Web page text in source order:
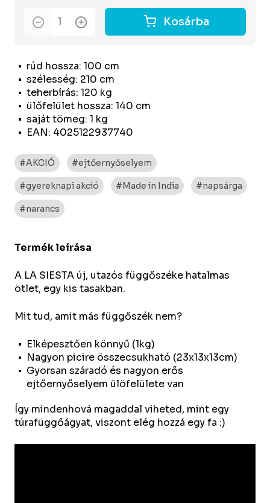
rúd hossza: 100 cm
szélesség: 210 cm
teherbírás: 120 kg
ülőfelület hossza: 140 cm
saját tömeg: 1 kg
EAN: 4025122937740
Kosárba
#AKCIÓ #ejtőernyőselyem
#gyereknapi akció #Made in India #napsárga
#narancs
Termék leírása
A LA SIESTA új, utazós függőszéke hatalmas
ötlet, egy kis tasakban.
Mit tud, amit más függőszék nem?
Elképesztően könnyű (1kg)
Nagyon picire összecsukható (23x13x13cm)
Gyorsan száradó és nagyon erős
ejtőernyőselyem ülöfelülete van
Így mindenhová magaddal viheted, mint egy
túrafüggőágyat, viszont elég hozzá egy fa :)